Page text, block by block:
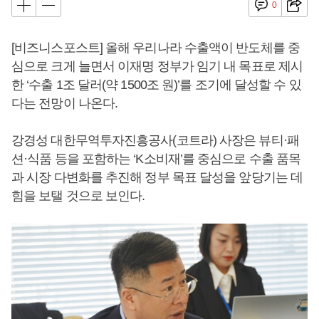
0
[비즈니스포스트] 올해 우리나라 수출액이 반도체를 중
심으로 크게 늘면서 이재명 정부가 임기 내 목표로 제시
한 ‘수출 1조 달러(약 1500조 원)’를 조기에 달성할 수 있
다는 전망이 나온다.
강경성 대한무역투자진흥공사(코트라) 사장은 뷰티·패
션·식품 등을 포함하는 ‘K소비재’를 중심으로 수출 품목
과 시장 다변화를 추진해 정부 목표 달성을 앞당기는 데
힘을 보탤 것으로 보인다.